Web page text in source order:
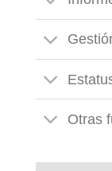
Otras